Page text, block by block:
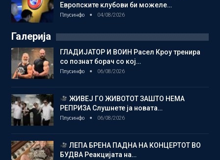
Европските клубови би можеле…
Плусинфо 04/08/2026
Галерија
ГЛАДИЈАТОР И ВОИН Расел Кроу тренира
со познат борач со кој…
Плусинфо 06/08/2026
ЖИВЕЈ ГО ЖИВОТОТ ЗАШТО НЕМА
РЕПРИЗА Слушнете ја новата…
Плусинфо 06/08/2026
ЛЕПА БРЕНА ПАДНА НА КОНЦЕРТОТ ВО
БУДВА Реакцијата на…